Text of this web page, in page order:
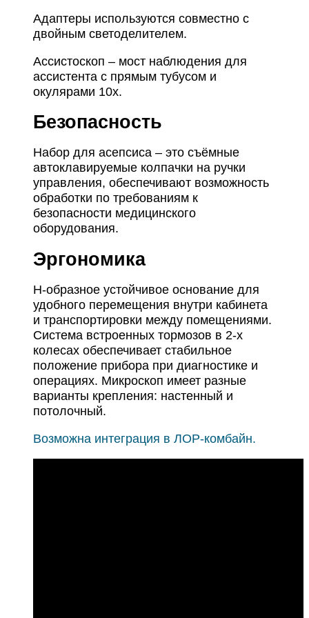
Адаптеры используются совместно с
двойным светоделителем.
Ассистоскоп – мост наблюдения для
ассистента с прямым тубусом и
окулярами 10х.
Безопасность
Набор для асепсиса – это съёмные
автоклавируемые колпачки на ручки
управления, обеспечивают возможность
обработки по требованиям к
безопасности медицинского
оборудования.
Эргономика
Н-образное устойчивое основание для
удобного перемещения внутри кабинета
и транспортировки между помещениями.
Система встроенных тормозов в 2-х
колесах обеспечивает стабильное
положение прибора при диагностике и
операциях. Микроскоп имеет разные
варианты крепления: настенный и
потолочный.
Возможна интеграция в ЛОР-комбайн.